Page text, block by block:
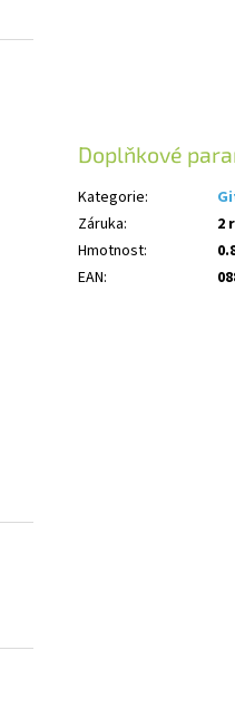
Doplňkové
Kategorie:
Záruka:
2
Hmotnost:
EAN: